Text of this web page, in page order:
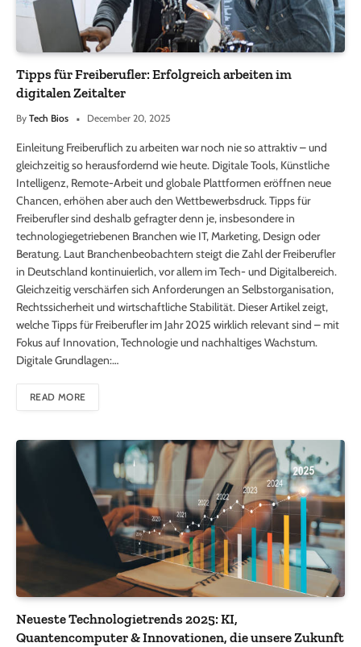
Tipps für Freiberufler: Erfolgreich arbeiten im
digitalen Zeitalter
By Tech Bios December 20, 2025
Einleitung Freiberuflich zu arbeiten war noch nie so attraktiv – und
gleichzeitig so herausfordernd wie heute. Digitale Tools, Künstliche
Intelligenz, Remote-Arbeit und globale Plattformen eröffnen neue
Chancen, erhöhen aber auch den Wettbewerbsdruck. Tipps für
Freiberufler sind deshalb gefragter denn je, insbesondere in
technologiegetriebenen Branchen wie IT, Marketing, Design oder
Beratung. Laut Branchenbeobachtern steigt die Zahl der Freiberufler
in Deutschland kontinuierlich, vor allem im Tech- und Digitalbereich.
Gleichzeitig verschärfen sich Anforderungen an Selbstorganisation,
Rechtssicherheit und wirtschaftliche Stabilität. Dieser Artikel zeigt,
welche Tipps für Freiberufler im Jahr 2025 wirklich relevant sind – mit
Fokus auf Innovation, Technologie und nachhaltiges Wachstum.
Digitale Grundlagen:…
READ MORE
Neueste Technologietrends 2025: KI,
Quantencomputer & Innovationen, die unsere Zukunft